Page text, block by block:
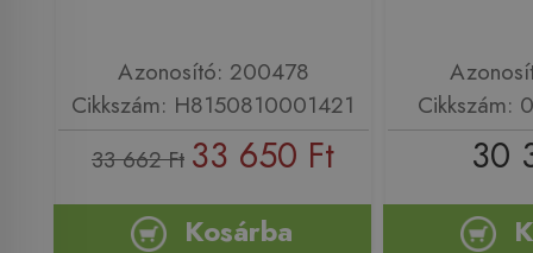
Azonosító: 200478
Cikkszám: H8150810001421
33 662 Ft 33 650 Ft
Kosárba
Cikkszám:
30